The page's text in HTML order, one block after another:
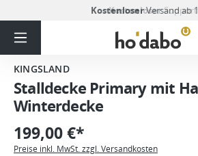
KostenloserVersand ab
KINGSLAND
Stalldecke Primary mit
Winterdecke
199,00 €*
Preise inkl. MwSt. zzgl. Versandkosten